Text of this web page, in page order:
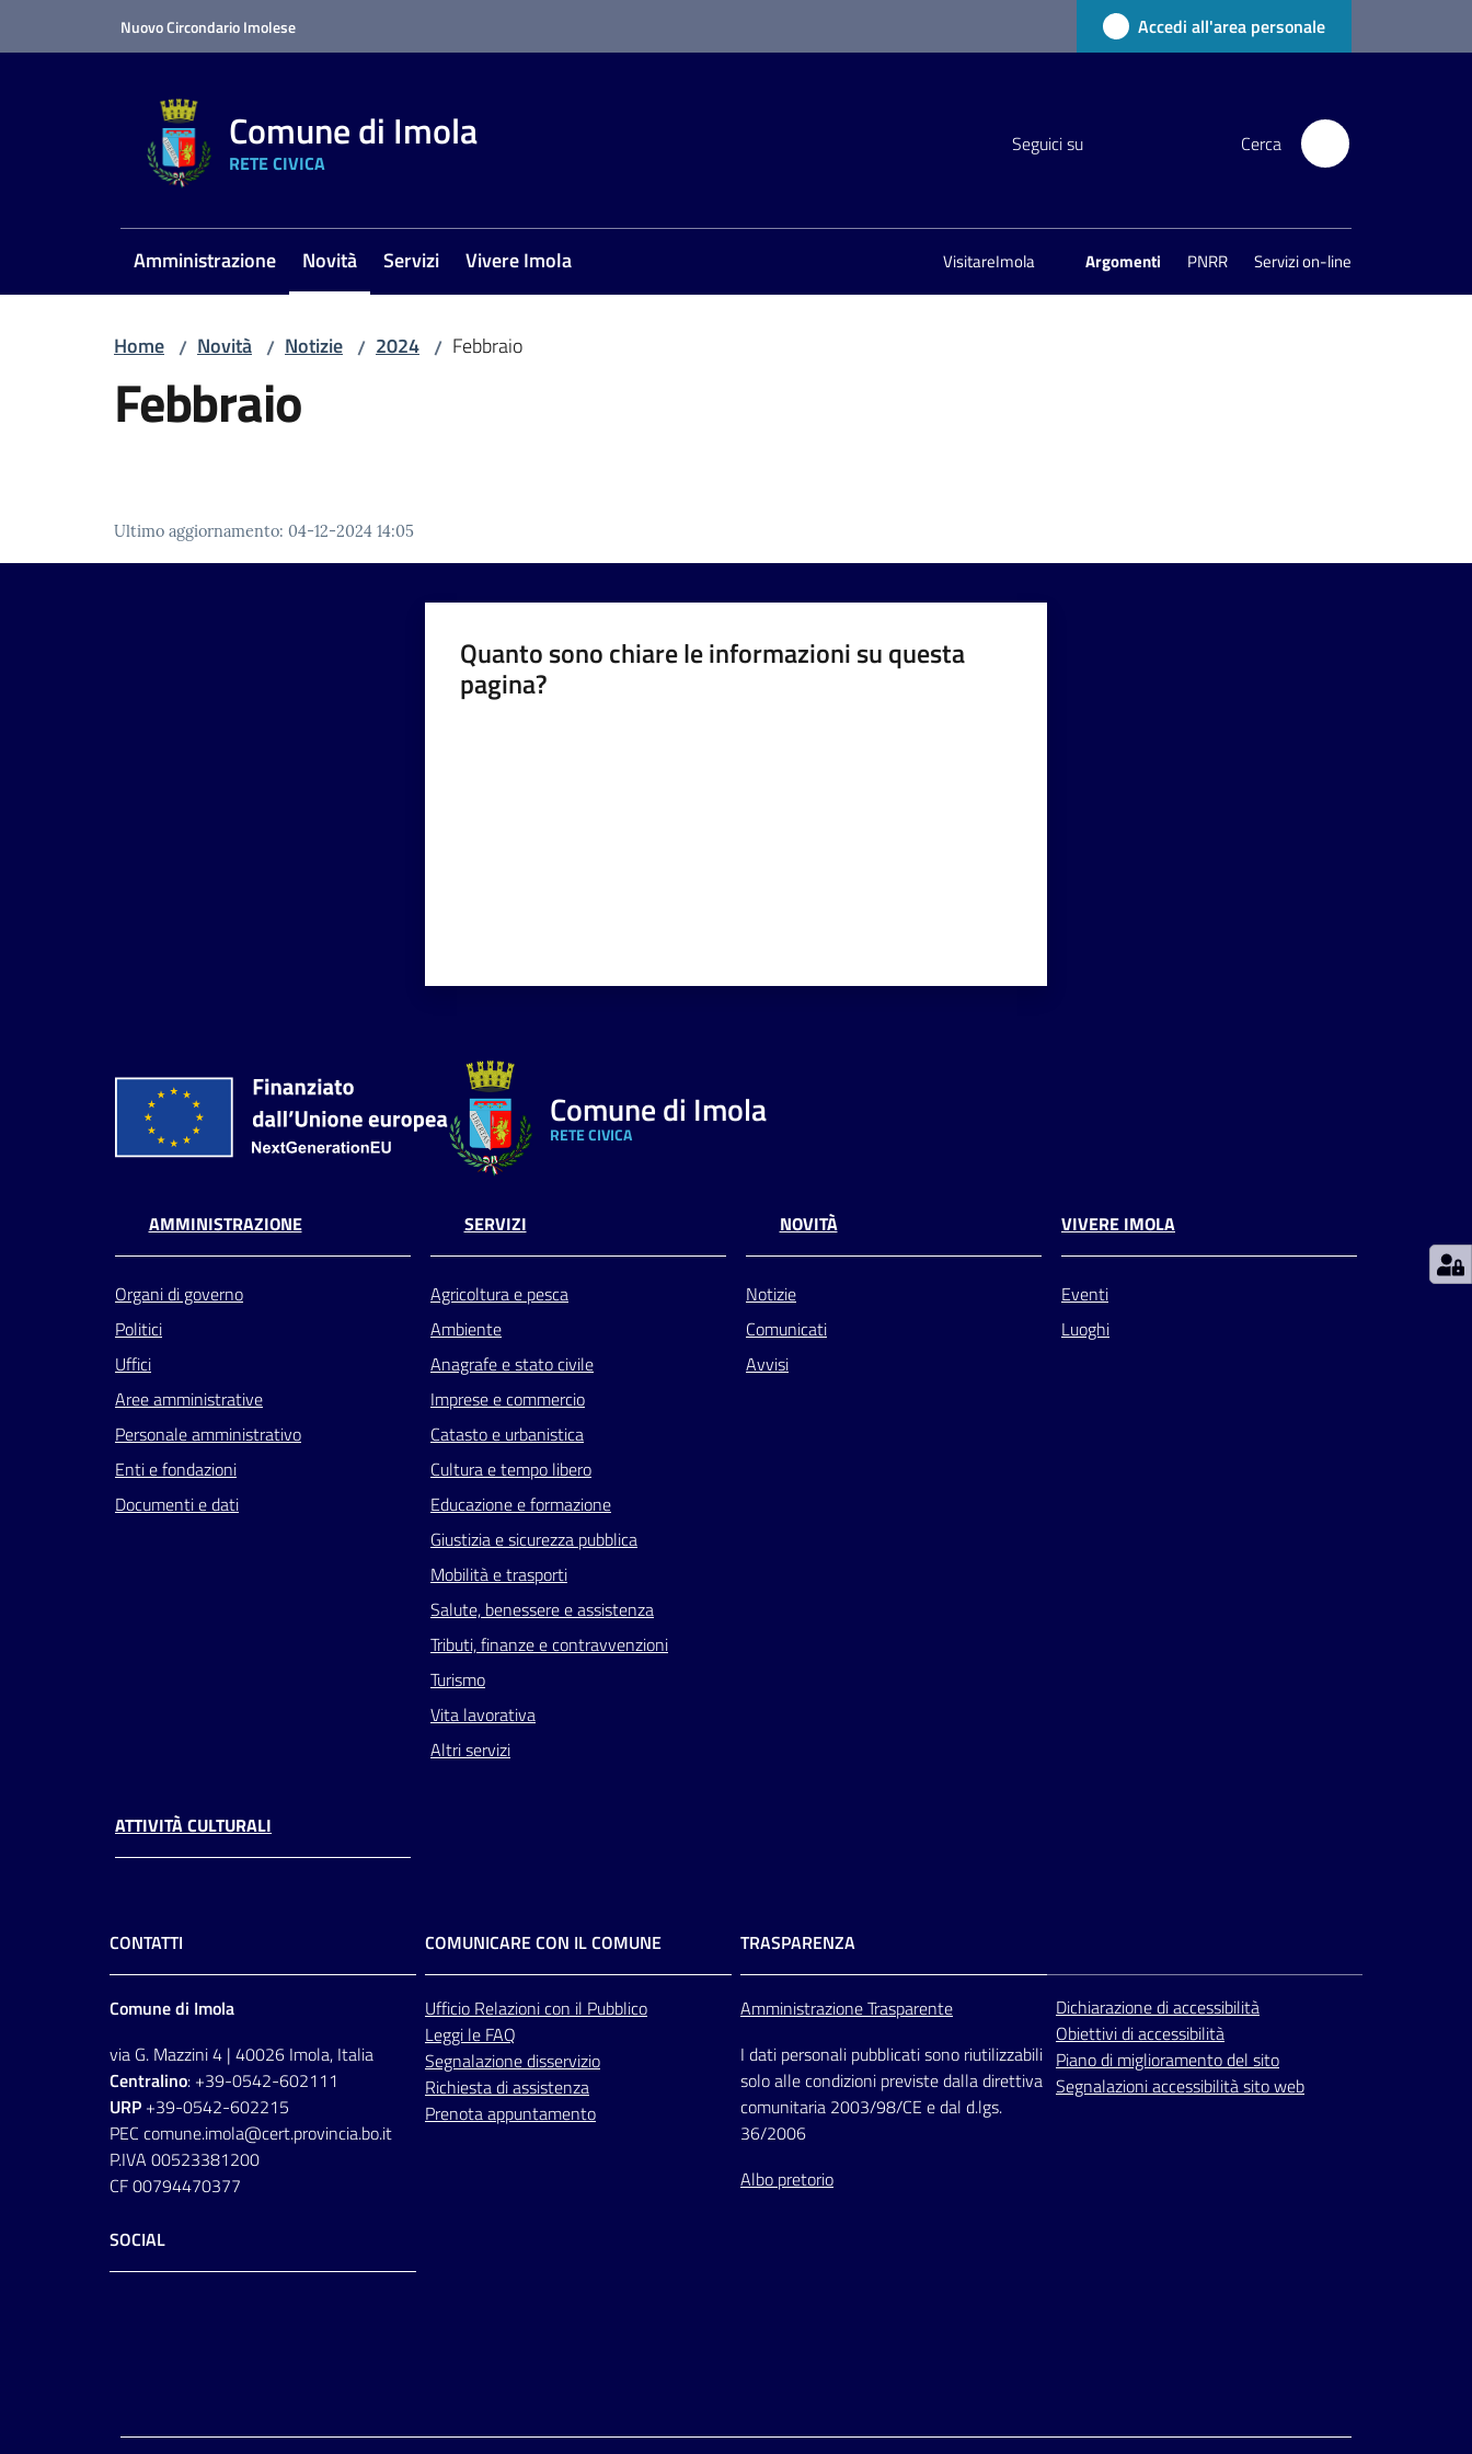
Nuovo Circondario Imolese Accedi all'area personale
Comune di Imola
RETE CIVICA
Seguici su Cerca
Amministrazione Novità
Menu selezionato
Servizi Vivere Imola VisitareImola Argomenti PNRR Servizi on-line
Home / Novità / Notizie / 2024 / Febbraio
Febbraio
Ultimo aggiornamento: 04-12-2024 14:05
Quanto sono chiare le informazioni su questa
pagina?
Comune di Imola
RETE CIVICA
AMMINISTRAZIONE
Organi di governo
Politici
Uffici
Aree amministrative
Personale amministrativo
Enti e fondazioni
Documenti e dati
SERVIZI
Agricoltura e pesca
Ambiente
Anagrafe e stato civile
Imprese e commercio
Catasto e urbanistica
Cultura e tempo libero
Educazione e formazione
Giustizia e sicurezza pubblica
Mobilità e trasporti
Salute, benessere e assistenza
Tributi, finanze e contravvenzioni
Turismo
Vita lavorativa
Altri servizi
NOVITÀ
Notizie
Comunicati
Avvisi
VIVERE IMOLA
Eventi
Luoghi
ATTIVITÀ CULTURALI
CONTATTI
Comune di Imola
via G. Mazzini 4 | 40026 Imola, Italia
Centralino: +39-0542-602111
URP +39-0542-602215
PEC comune.imola@cert.provincia.bo.it
P.IVA 00523381200
CF 00794470377
COMUNICARE CON IL COMUNE
Ufficio Relazionicon il Pubblico
Leggi le FAQ
Segnalazione disservizio
Richiesta di assistenza
Prenota appuntamento
TRASPARENZA
Amministrazione Trasparente
I dati personali pubblicati sono riutilizzabili
solo alle condizioni previste dalla direttiva
comunitaria 2003/98/CE e dal d.lgs.
36/2006
Albo pretorio
Dichiarazione di accessibilità
Obiettivi di accessibilità
Piano di miglioramento del sito
Segnalazioni accessibilità sito web
SOCIAL